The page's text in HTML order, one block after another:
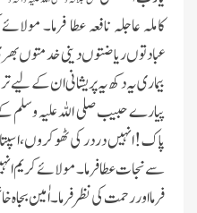
کاملہ عاجلہ نافعہ عطا فرما۔
عبادتوں ریاضتوں دینی خدمتوں
بیمار ی یہ دکھ یہ پریشانی ان کے
پیارے حبیب صلی اللہ علیہ وسلم
پاک! انہیں در در کی ٹھوکروں،
سے نجات عطا فرما۔ مولائے کریم
فرمااور رحمت کی نظر فرما ۔ اٰمین بجاہ